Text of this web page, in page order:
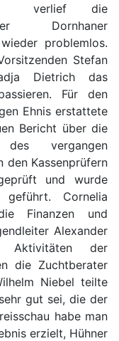
verlief die
Dornhaner
problemlos.
Stefan
Dietrich das
Für den
Ehnis erstattete
Bericht über die
vergangen
den Kassenprüfern
und wurde
Cornelia
Finanzen und
Alexander
Aktivitäten der
die Zuchtberater
Niebel teilte
gut sei, die der
habe man
erzielt, Hühner